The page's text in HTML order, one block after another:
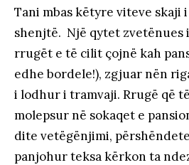
Tani mbas këtyre viteve skaji
shenjtë. Një qytet zvetënues
rrugët e të cilit çojnë kah
edhe bordele!), zgjuar nën
i lodhur i tramvaji. Rrugë që
molepsur në sokaqet e
dite vetëgënjimi,
panjohur teksa kërkon ta